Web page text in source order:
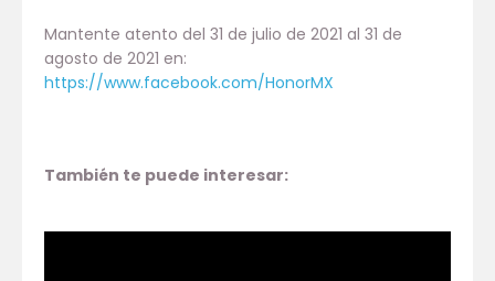
Mantente atento del 31 de julio de 2021 al 31 de
agosto de 2021 en:
https://www.facebook.com/HonorMX
También te puede interesar: